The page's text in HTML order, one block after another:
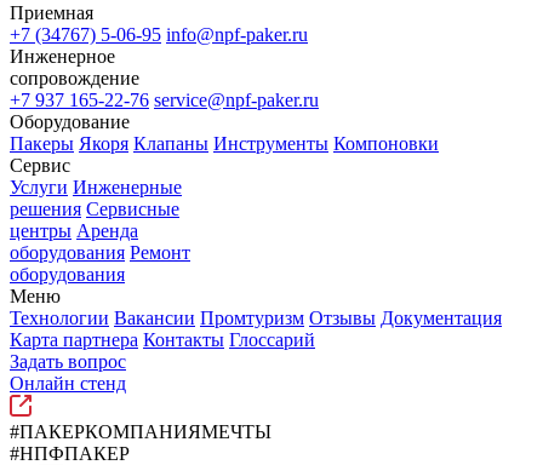
Приемная
+7 (34767) 5-06-95 info@npf-paker.ru
Инженерное
сопровождение
+7 937 165-22-76 service@npf-paker.ru
Оборудование
Пакеры Якоря Клапаны Инструменты Компоновки
Сервис
Услуги Инженерные
решения Сервисные
центры Аренда
оборудования Ремонт
оборудования
Меню
Технологии Вакансии Промтуризм Отзывы Документация
Карта партнера Контакты Глоссарий
Задать вопрос
Онлайн стенд
#ПАКЕРКОМПАНИЯМЕЧТЫ
#НПФПАКЕР